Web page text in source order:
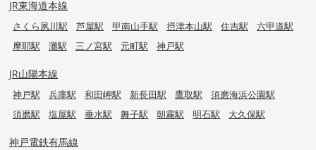
JR東海道本線
さくら夙川駅 芦屋駅 甲南山手駅 摂津本山駅 住吉駅
六甲道駅
摩耶駅
灘駅 三ノ宮駅 元町駅 神戸駅
JR山陽本線
神戸駅 兵庫駅 和田岬駅 新長田駅 鷹取駅
須磨海浜公園駅
須磨駅
塩屋駅 垂水駅 舞子駅 朝霧駅 明石駅 大久保駅
神戸電鉄有馬線